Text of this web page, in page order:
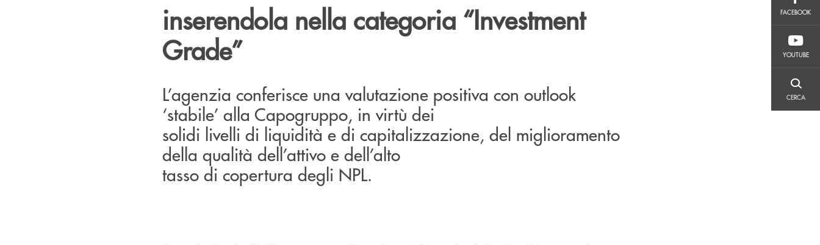
FACEBOOK
YOUTUBE
CERCA
inserendola nella categoria “Investment
Grade”
L’agenzia conferisce una valutazione positiva con outlook
‘stabile’ alla Capogruppo, in virtù dei
solidi livelli di liquidità e di capitalizzazione, del miglioramento
della qualità dell’attivo e dell’alto
tasso di copertura degli NPL.